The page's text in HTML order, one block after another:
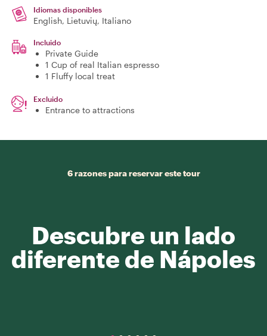
Idiomas disponibles
English, Lietuvių, Italiano
Incluido
Private Guide
1 Cup of real Italian espresso
1 Fluffy local treat
Excluido
Entrance to attractions
6 razones para reservar este tour
Descubre un lado
diferente de Nápoles